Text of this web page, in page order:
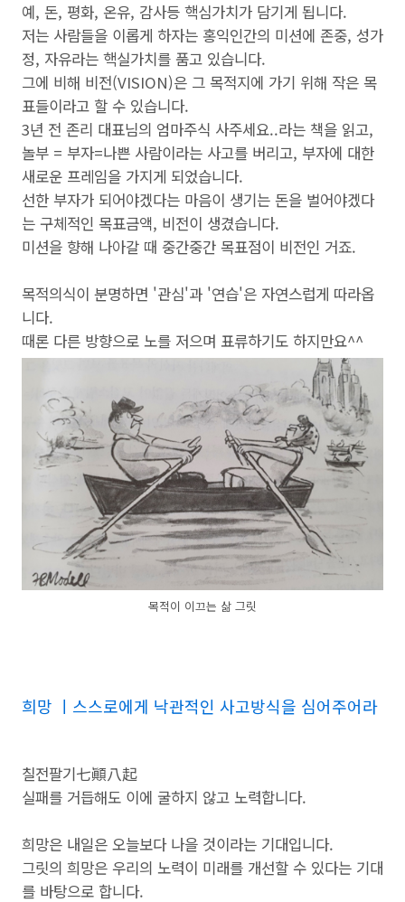
예, 돈, 평화, 온유, 감사등 핵심가치가 담기게 됩니다.
저는 사람들을 이롭게 하자는 홍익인간의 미션에 존중, 성가
정, 자유라는 핵실가치를 품고 있습니다.
그에 비해 비전(VISION)은 그 목적지에 가기 위해 작은 목
표들이라고 할 수 있습니다.
3년 전 존리 대표님의 엄마주식 사주세요..라는 책을 읽고,
놀부 = 부자=나쁜 사람이라는 사고를 버리고, 부자에 대한
새로운 프레임을 가지게 되었습니다.
선한 부자가 되어야겠다는 마음이 생기는 돈을 벌어야겠다
는 구체적인 목표금액, 비전이 생겼습니다.
미션을 향해 나아갈 때 중간중간 목표점이 비전인 거죠.
목적의식이 분명하면 '관심'과 '연습'은 자연스럽게 따라옵
니다.
때론 다른 방향으로 노를 저으며 표류하기도 하지만요^^
목적이 이끄는 삶 그릿
희망 ㅣ스스로에게 낙관적인 사고방식을 심어주어라
칠전팔기七顚八起
실패를 거듭해도 이에 굴하지 않고 노력합니다.
희망은 내일은 오늘보다 나을 것이라는 기대입니다.
그릿의 희망은 우리의 노력이 미래를 개선할 수 있다는 기대
를 바탕으로 합니다.